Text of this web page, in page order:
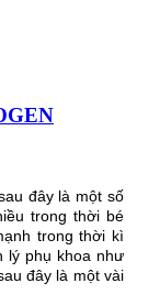
đây là một số
trong thời bé
trong thời kì
lý phụ khoa như
đây là một vài